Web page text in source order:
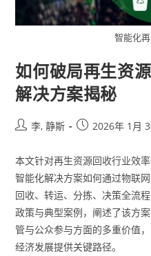
智能化
如何破局再生资
解决方案揭秘
李, 静斯 2026年 1月
本文针对再生资源回收行业效
智能化解决方案如何通过物联
回收、转运、分拣、决策全流
政策与典型案例，阐述了该方
管与公众参与方面的多重价值
经济发展提供关键路径。